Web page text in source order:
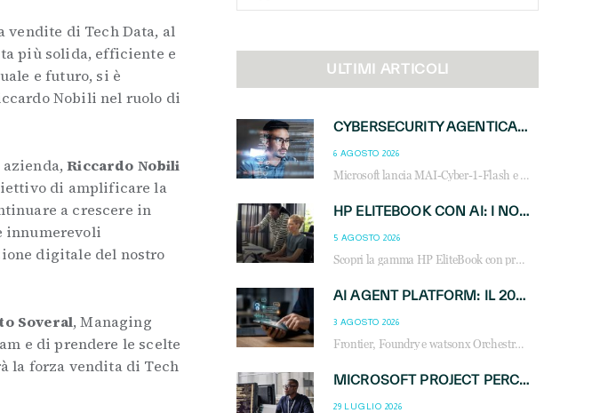
vendite di Tech Data, al
più solida, efficiente e
e futuro, si è
Nobili nel ruolo di
azienda,Riccardo Nobili
di amplificare la
a crescere in
innumerevoli
digitale del nostro
Soveral, Managing
e di prendere le scelte
la forza vendita di Tech
for:
ULTIMI ARTICOLI
CYBERSECURITY AGENTICA: CON PERCEPTION E MAI-CYBER-1-FLASH MICROSOFT APRE NUOVI SERVIZI PER IL CANALE
6 AGOSTO 2026
Microsoft lancia MAI-Cyber-1-Flash e Perception: cybersecurity agentica in preview dal 3 novembre. Cosa cambia per MSP, system integrator e reseller.
HP ELITEBOOK CON AI: I NOTEBOOK BUSINESS INTELLIGENTI CHE TRASFORMANO PRODUTTIVITÀ, SICUREZZA E LAVORO IBRIDO
5 AGOSTO 2026
Scopri la gamma HP EliteBook con processori Intel® Core™ Ultra e AMD Ryzen™ AI. Notebook business progettati per aumentare la produttività, migliorare la collaborazione e garantire sicurezza avanzata in ufficio e in mobilità.
AI AGENT PLATFORM: IL 2026 È L’ANNO DEL «SISTEMA OPERATIVO» PER GLI AGENTI AZIENDALI
3 AGOSTO 2026
Frontier, Foundry e watsonx Orchestrate: la guerra delle piattaforme AI agent ridisegna il mercato IT. Cosa cambia per reseller, MSP e system integrator.
MICROSOFT PROJECT PERCEPTION: COME GLI AGENTI AI CAMBIERANNO SOC, CYBERSECURITY E SERVIZI MSP
29 LUGLIO 2026